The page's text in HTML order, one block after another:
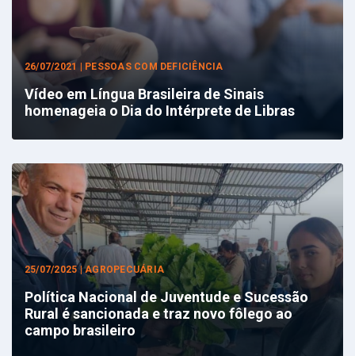
26/07/2021 | PESSOAS COM DEFICIÊNCIA
Vídeo em Língua Brasileira de Sinais
homenageia o Dia do Intérprete de Libras
25/07/2025 | AGROPECUÁRIA
Política Nacional de Juventude e Sucessão
Rural é sancionada e traz novo fôlego ao
campo brasileiro